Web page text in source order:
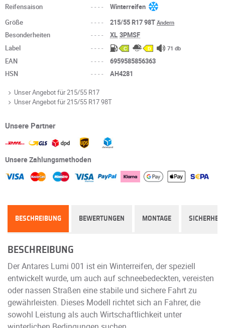
Reifensaison
----
Winterreifen
Größe
---- 215/55 R17 98TÄndern
Besonderheiten ---- XL 3PMSF
Label
---- C D 71 db
EAN ----
6959585856363
HSN
---- AH4281
Unser Angebot für 215/55 R17
Unser Angebot für 215/55 R17 98T
Unsere Partner
Unsere Zahlungsmethoden
BESCHREIBUNG BEWERTUNGEN MONTAGE SICHERHEIT
BESCHREIBUNG
Der Antares Lumi 001 ist ein Winterreifen, der speziell
entwickelt wurde, um auch auf schneebedeckten, vereisten
oder nassen Straßen eine stabile und sichere Fahrt zu
gewährleisten. Dieses Modell richtet sich an Fahrer, die
sowohl Leistung als auch Wirtschaftlichkeit unter